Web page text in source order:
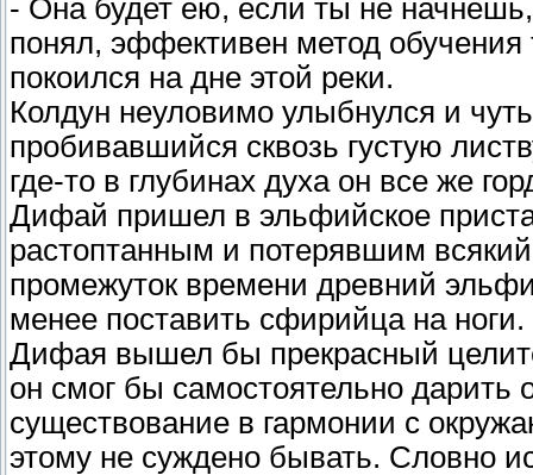
- Она будет ею, если ты не
понял, эффективен метод
покоился на дне этой реки.
Колдун неуловимо улыбнулся и
пробивавшийся сквозь густую
где-то в глубинах духа он все же
Дифай пришел в эльфийское
растоптанным и потерявшим
промежуток времени древний
менее поставить сфирийца на
Дифая вышел бы прекрасный
он смог бы самостоятельно
существование в гармонии с
этому не суждено бывать. Словно